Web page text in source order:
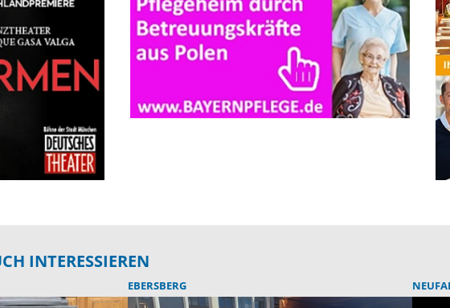
INTERESSIEREN
EBERSBERG